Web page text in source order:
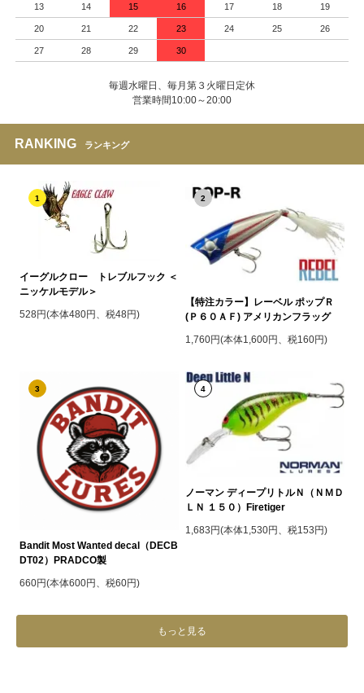
13 14 15 16 17 18 19
20 21 22 23 24 25 26
27 28 29 30
毎週水曜日、毎月第３火曜日定休
営業時間10:00～20:00
RANKING ランキング
1
イーグルクロー トレブルフック ＜
ニッケルモデル＞
528円(本体480円、税48円)
2
【特注カラー】レーベル ポップＲ
(Ｐ６０ＡＦ) アメリカンフラッグ
1,760円(本体1,600円、税160円)
3
Bandit Most Wanted decal（DECB
DT02）PRADCO製
660円(本体600円、税60円)
4
ノーマン ディープリトルＮ（ＮＭＤ
ＬＮ １５０）Firetiger
1,683円(本体1,530円、税153円)
もっと見る